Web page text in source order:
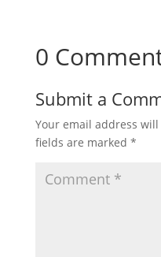
0
Submit a
Your email address
fields are marked *